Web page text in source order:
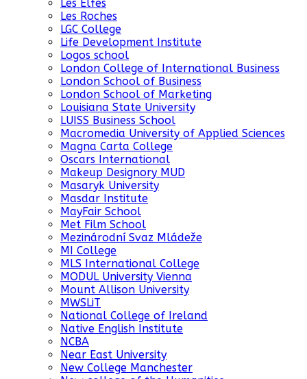
Les Elfes
Les Roches
LGC College
Life Development Institute
Logos school
London College of International Business
London School of Business
London School of Marketing
Louisiana State University
LUISS Business School
Macromedia University of Applied Sciences
Magna Carta College
Oscars International
Makeup Designory MUD
Masaryk University
Masdar Institute
MayFair School
Met Film School
Mezinárodní Svaz Mládeže
MI College
MLS International College
MODUL University Vienna
Mount Allison University
MWSLiT
National College of Ireland
Native English Institute
NCBA
Near East University
New College Manchester